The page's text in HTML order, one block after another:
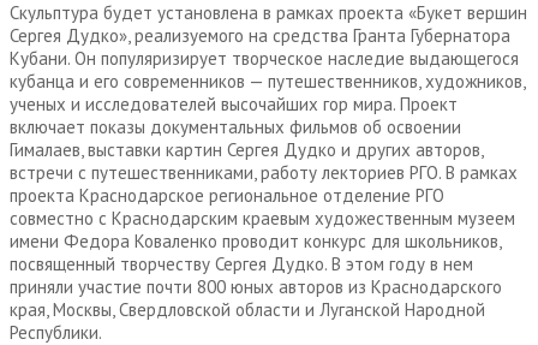
Скульптура будет установлена в рамках проекта «Букет вершин
Сергея Дудко», реализуемого на средства Гранта Губернатора
Кубани. Он популяризирует творческое наследие выдающегося
кубанца и его современников — путешественников, художников,
ученых и исследователей высочайших гор мира. Проект
включает показы документальных фильмов об освоении
Гималаев, выставки картин Сергея Дудко и других авторов,
встречи с путешественниками, работу лекториев РГО. В рамках
проекта Краснодарское региональное отделение РГО
совместно с Краснодарским краевым художественным музеем
имени Федора Коваленко проводит конкурс для школьников,
посвященный творчеству Сергея Дудко. В этом году в нем
приняли участие почти 800 юных авторов из Краснодарского
края, Москвы, Свердловской области и Луганской Народной
Республики.